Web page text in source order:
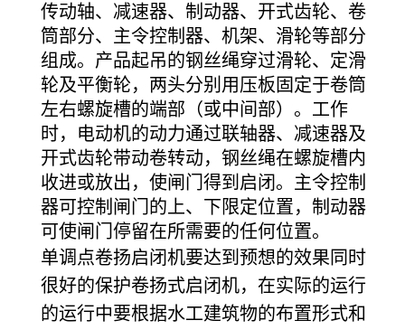
传动轴、减速器、制动器、开式齿轮、卷
筒部分、主令控制器、机架、滑轮等部分
组成。产品起吊的钢丝绳穿过滑轮、定滑
轮及平衡轮，两头分别用压板固定于卷筒
左右螺旋槽的端部（或中间部）。工作
时，电动机的动力通过联轴器、减速器及
开式齿轮带动卷转动，钢丝绳在螺旋槽内
收进或放出，使闸门得到启闭。主令控制
器可控制闸门的上、下限定位置，制动器
可使闸门停留在所需要的任何位置。
单调点卷扬启闭机要达到预想的效果同时
很好的保护卷扬式启闭机，在实际的运行
的运行中要根据水工建筑物的布置形式和